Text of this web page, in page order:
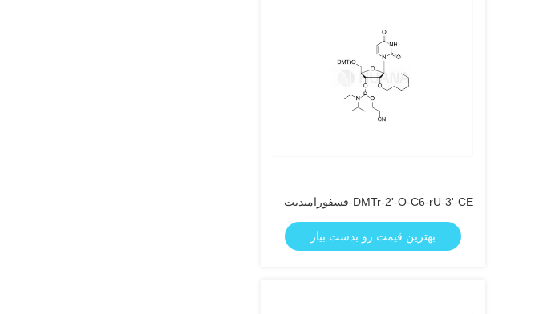
DMTr-2'-O-C6-rU-3'-CE-فسفورامیدیت
بهترین قیمت رو بدست بیار